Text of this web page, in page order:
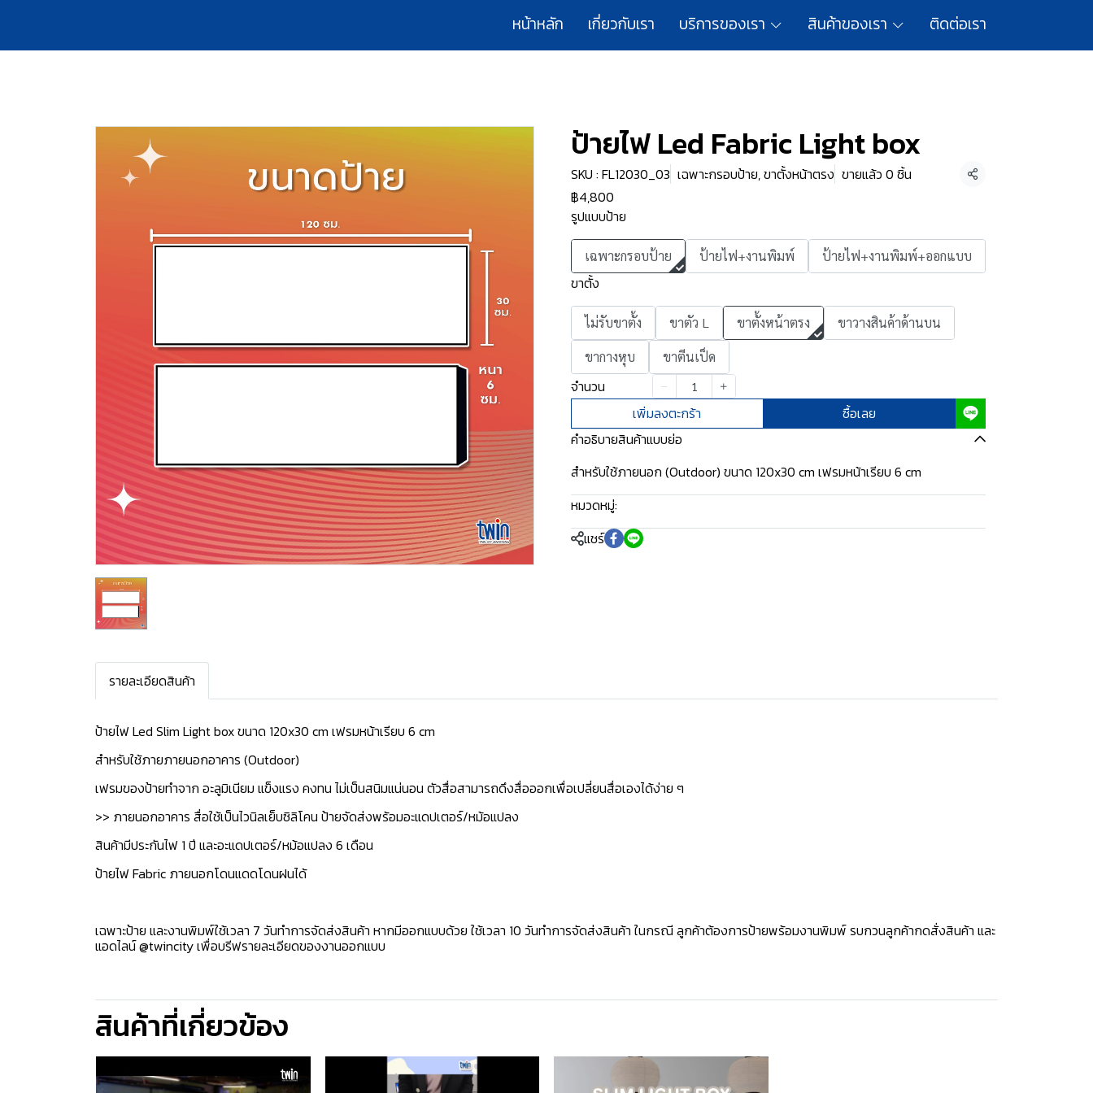
หน้าหลัก เกี่ยวกับเรา บริการของเรา สินค้าของเรา ติดต่อเรา
ป้ายไฟ Led Fabric Light box
SKU : FL12030_03 เฉพาะกรอบป้าย, ขาตั้งหน้าตรง ขายแล้ว 0 ชิ้น
แชร์
฿4,800
รูปแบบป้าย
เฉพาะกรอบป้าย ป้ายไฟ+งานพิมพ์ ป้ายไฟ+งานพิมพ์+ออกแบบ
ขาตั้ง
ไม่รับขาตั้ง ขาตัว L ขาตั้งหน้าตรง
ขาวางสินค้าด้านบน
ขากางหุบ
ขาตีนเป็ด
จำนวน
เพิ่มลงตะกร้า
ซื้อเลย
คำอธิบายสินค้าแบบย่อ
สำหรับใช้ภายนอก (Outdoor) ขนาด 120x30 cm เฟรมหน้าเรียบ 6 cm
หมวดหมู่:
แชร์
รายละเอียดสินค้า
ป้ายไฟ Led Slim Light box ขนาด 120x30 cm เฟรมหน้าเรียบ 6 cm
สำหรับใช้ภายภายนอกอาคาร (Outdoor)
เฟรมของป้ายทำจาก อะลูมิเนียม แข็งแรง คงทน ไม่เป็นสนิมแน่นอน ตัวสื่อสามารถดึงสื่อออกเพื่อเปลี่ยนสื่อเองได้ง่าย ๆ
>> ภายนอกอาคาร สื่อใช้เป็นไวนิลเย็บซิลิโคน ป้ายจัดส่งพร้อมอะแดปเตอร์/หม้อแปลง
สินค้ามีประกันไฟ 1 ปี และอะแดปเตอร์/หม้อแปลง 6 เดือน
ป้ายไฟ Fabric ภายนอกโดนแดดโดนฝนได้ ️️
เฉพาะป้าย และงานพิมพ์ใช้เวลา 7 วันทำการจัดส่งสินค้า หากมีออกแบบด้วย ใช้เวลา 10 วันทำการจัดส่งสินค้า ในกรณี ลูกค้าต้องการป้ายพร้อมงานพิมพ์ รบกวนลูกค้ากดสั่งสินค้า และ
แอดไลน์ @twincity เพื่อบรีฟรายละเอียดของงานออกแบบ
สินค้าที่เกี่ยวข้อง